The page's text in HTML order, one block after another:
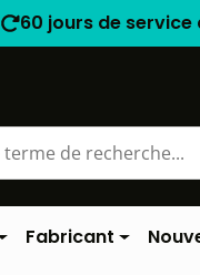
60 jours de service
Fabricant